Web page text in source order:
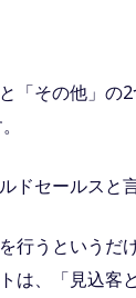
「その他」の
セールスと言
行うというだ
は、「見込客